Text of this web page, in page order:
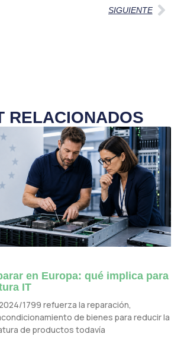
SIGUIENTE
RELACIONADOS
en Europa: qué implica para
IT
1799 refuerza la reparación,
de bienes para reducir la
de productos todavía